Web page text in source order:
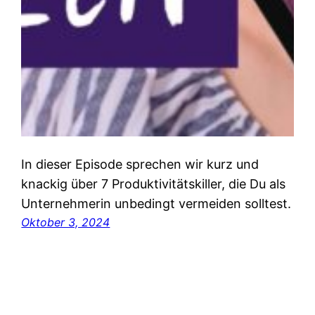
In dieser Episode sprechen wir kurz und
knackig über 7 Produktivitätskiller, die Du als
Unternehmerin unbedingt vermeiden solltest.
Oktober 3, 2024